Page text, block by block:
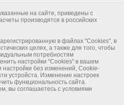
на сайте, приведены с
производятся в российских
в файлах "Cookies", в
целях, а также для того, чтобы
потребностям
настройки "Cookies" в вашем
настройки без изменений, Cookie-
устройста. Изменение настроек
функциональность сайта.
вы соглашаетесь с условиями